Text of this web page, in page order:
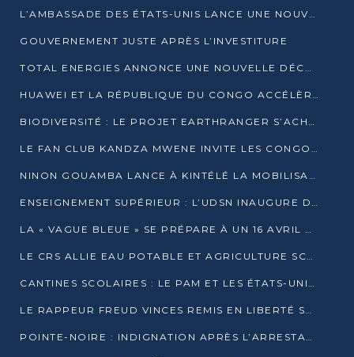
L’AMBASSADE DES ÉTATS-UNIS LANCE UNE NOUVELLE COHORTE DU PROGRAMME ACCESS MICRO-SCHOLARSHIP
GOUVERNEMENT JUSTE APRÈS L’INVESTITURE
TOTAL ENERGIES ANNONCE UNE NOUVELLE DÉCOUVERTE D’HYDROCARBURES SUR LE PERMIS MOHO AU LARGE DU CONGO
HUAWEI ET LA RÉPUBLIQUE DU CONGO ACCÉLÈRENT LEUR PARTENARIAT
BIODIVERSITÉ : LE PROJET EARTHRANGER S’ACHÈVE, MAIS LES DÉFIS DEMEURENT
LE FAN CLUB KANDZA MWENE INVITE LES CONGOLAIS À UNE FORTE AFFLUENCE AU STADE DE KINTÉLÉ
NINON GOUAMBA LANCE À KINTÉLÉ LA MOBILISATION POUR L’INVESTITURE DR DSN
ENSEIGNEMENT SUPÉRIEUR : L’UDSN INAUGURE DES LABORATOIRES POUR BOOSTER LA FORMATION PRATIQUE
LA « VAGUE BLEUE » SE PRÉPARE À UN 16 AVRIL HISTORIQUE
LE CRS ALLIE EAU POTABLE ET AGRICULTURE SCOLAIRE AU CŒUR DE LA TRANSFORMATION DES ÉCOLES RURALES
CANTINES SCOLAIRES : LE PAM ET LES ÉTATS-UNIS AU CONTACT DES ÉCOLIERS DE KINKALA
LE RAPPEUR FREUD VINCES REMIS EN LIBERTÉ SOUS PRESSION MÉDIATIQUE
POINTE-NOIRE : INDIGNATION APRÈS L’ARRESTATION DU RAPPEUR FREUD VINCES